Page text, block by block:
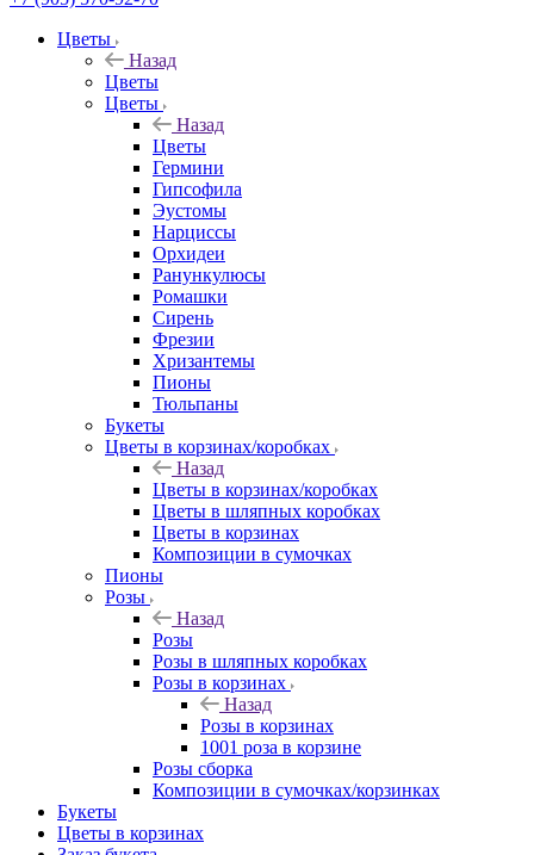
Цветы
Назад
Цветы
Цветы
Назад
Цветы
Гермини
Гипсофила
Эустомы
Нарциссы
Орхидеи
Ранункулюсы
Ромашки
Сирень
Фрезии
Хризантемы
Пионы
Тюльпаны
Букеты
Цветы в корзинах/коробках
Назад
Цветы в корзинах/коробках
Цветы в шляпных коробках
Цветы в корзинах
Композиции в сумочках
Пионы
Розы
Назад
Розы
Розы в шляпных коробках
Розы в корзинах
Назад
Розы в корзинах
1001 роза в корзине
Розы сборка
Композиции в сумочках/корзинках
Букеты
Цветы в корзинах